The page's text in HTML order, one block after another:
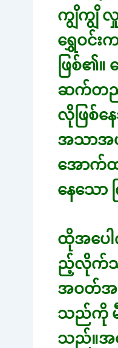
ကျွိကျွိ
ရွှေဝင်
ဖြစ်၏
ဆက်တည်
လိုဖြစ်န
အသာအ
အောက်
နေသော
ထိုအပေ
ည့်လိုက်သည်
အဝတ်အစ
သည်ကို မီ
သည်။အ